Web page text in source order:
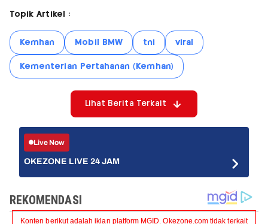
Topik Artikel :
Kemhan Mobil BMW tni viral
Kementerian Pertahanan (Kemhan)
Lihat Berita Terkait
Live Now
OKEZONE LIVE 24 JAM